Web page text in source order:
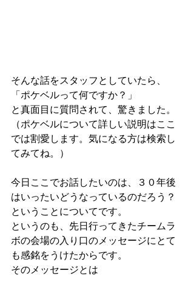
そんな話をスタッフとしていたら、
「ポケベルって何ですか？」
と真面目に質問されて、驚きました。
（ポケベルについて詳しい説明はここ
では割愛します。気になる方は検索し
てみてね。）
今日ここでお話したいのは、３０年後
はいったいどうなっているのだろう？
ということについてです。
というのも、先日行ってきたチームラ
ボの会場の入り口のメッセージにとて
も感銘をうけたからです。
そのメッセージとは